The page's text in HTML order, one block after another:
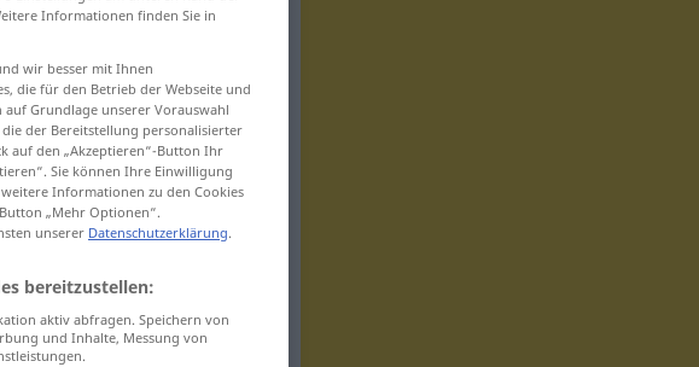
Informationen finden Sie in
wir besser mit Ihnen
die für den Betrieb der Webseite und
Grundlage unserer Vorauswahl
der Bereitstellung personalisierter
auf den „Akzeptieren“-Button Ihr
Sie können Ihre Einwilligung
Informationen zu den Cookies
„Mehr Optionen“.
unserer Datenschutzerklärung.
bereitzustellen:
aktiv abfragen. Speichern von
und Inhalte, Messung von